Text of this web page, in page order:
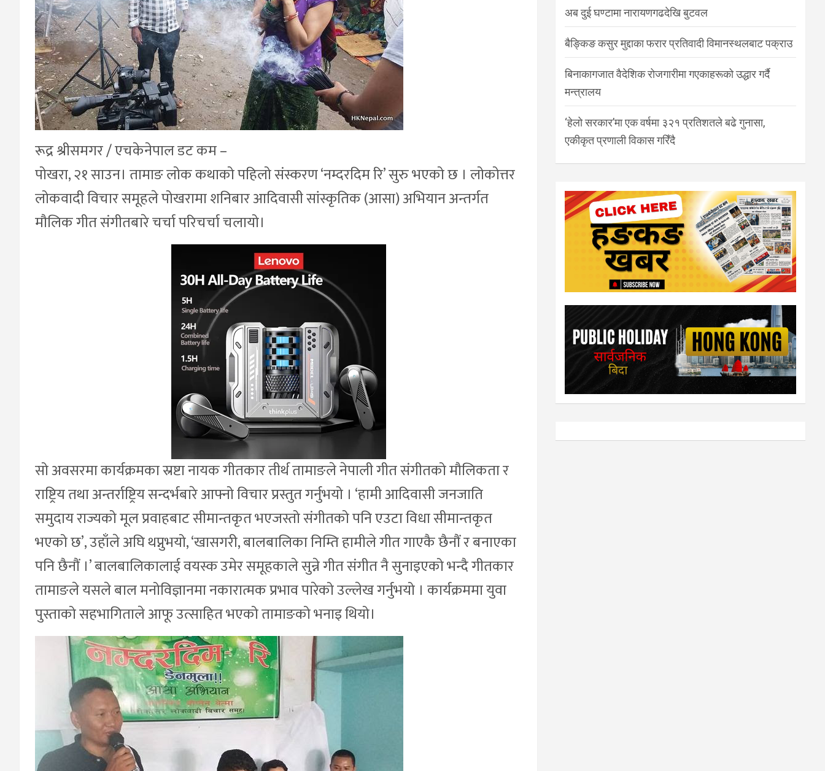
रूद्र श्रीसमगर / एचकेनेपाल डट कम –
पोखरा, २१ साउन। तामाङ लोक कथाको पहिलो संस्करण ‘नम्दरदिम रि’ सुरु भएको छ । लोकोत्तर
लोकवादी विचार समूहले पोखरामा शनिबार आदिवासी सांस्कृतिक (आसा) अभियान अन्तर्गत
मौलिक गीत संगीतबारे चर्चा परिचर्चा चलायो।
सो अवसरमा कार्यक्रमका स्रष्टा नायक गीतकार तीर्थ तामाङले नेपाली गीत संगीतको मौलिकता र
राष्ट्रिय तथा अन्तर्राष्ट्रिय सन्दर्भबारे आफ्नो विचार प्रस्तुत गर्नुभयो । ‘हामी आदिवासी जनजाति
समुदाय राज्यको मूल प्रवाहबाट सीमान्तकृत भएजस्तो संगीतको पनि एउटा विधा सीमान्तकृत
भएको छ’, उहाँले अघि थप्नुभयो, ‘खासगरी, बालबालिका निम्ति हामीले गीत गाएकै छैनौं र बनाएका
पनि छैनौं ।’ बालबालिकालाई वयस्क उमेर समूहकाले सुन्ने गीत संगीत नै सुनाइएको भन्दै गीतकार
तामाङले यसले बाल मनोविज्ञानमा नकारात्मक प्रभाव पारेको उल्लेख गर्नुभयो । कार्यक्रममा युवा
पुस्ताको सहभागिताले आफू उत्साहित भएको तामाङको भनाइ थियो।
अब दुई घण्टामा नारायणगढदेखि बुटवल
बैङ्किङ कसुर मुद्दाका फरार प्रतिवादी विमानस्थलबाट पक्राउ
बिनाकागजात वैदेशिक रोजगारीमा गएकाहरूको उद्धार गर्दै
मन्त्रालय
‘हेलो सरकार’मा एक वर्षमा ३२१ प्रतिशतले बढे गुनासा,
एकीकृत प्रणाली विकास गरिँदै